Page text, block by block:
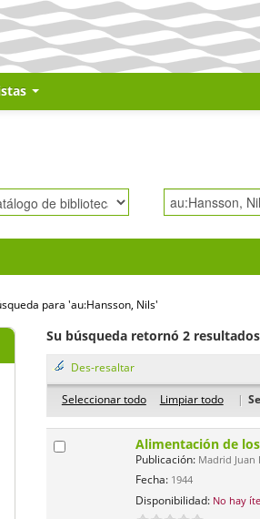
para 'au:Hansson, Nils'
Su búsqueda retornó 2
Des-resaltar
Seleccionar todo Limpiar todo |
Alimentación de
Publicación:Madrid Juan
Fecha:1944
Disponibilidad: No hay